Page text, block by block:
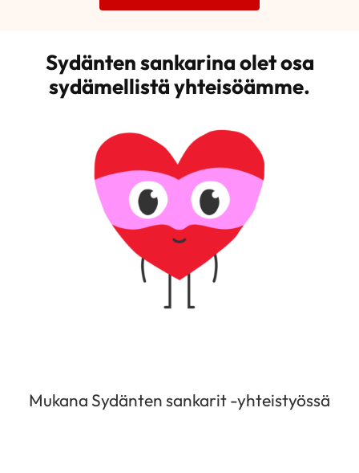
Sydänten sankarina olet osa
sydämellistä yhteisöämme.
Mukana Sydänten sankarit -yhteistyössä